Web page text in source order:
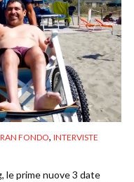
FONDO, INTERVISTE
le prime nuove 3 date